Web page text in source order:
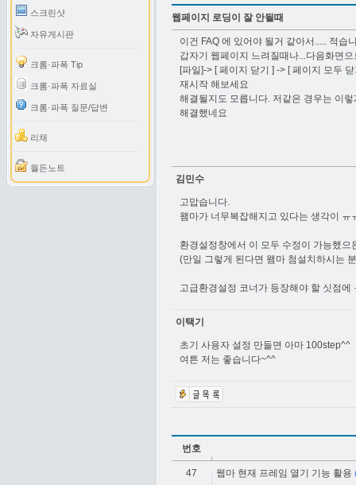
스크린샷
자유게시판
크롬·파폭 Tip
크롬·파폭 자료실
크롬·파폭 질문/답변
리채
월든노트
웹페이지 로딩이 잘 안될때
이건 FAQ 에 있어야 될거 같아서..... 적습
갑자기 웹페이지 느려질때나...다음화면
[파일]-> [ 페이지 닫기 ] -> [ 페이지 모두
재시작 해보세요
해결될지도 모릅니다. 저같은 경우는 이
해결했네요
김민수
고맙습니다.
왬마가 너무복잡해지고 있다는 생각이 ㅠ
환경설정창에서 이 모두 수정이 가능했으
(만일 그렇게 된다면 왬마 첨설치하시는
고급환경설정 코너가 등장해야 할 싯점에
이택기
초기 사용자 설정 만들면 아마 100step^^
여튼 저는 좋습니다~^^
번호
47 웹마 현재 프레임 열기 기능 활용